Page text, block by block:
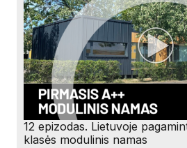
12 epizodas. Lietuvoje
klasės modulinis namas